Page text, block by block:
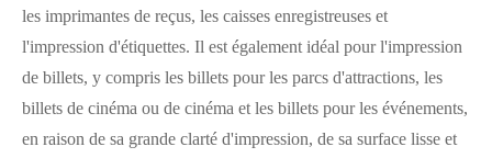
les imprimantes de reçus, les caisses enregistreuses et
l'impression d'étiquettes. Il est également idéal pour l'impression
de billets, y compris les billets pour les parcs d'attractions, les
billets de cinéma ou de cinéma et les billets pour les événements,
en raison de sa grande clarté d'impression, de sa surface lisse et